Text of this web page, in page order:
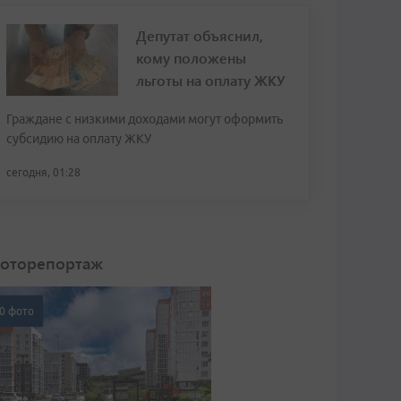
Депутат объяснил,
кому положены
льготы на оплату ЖКУ
Граждане с низкими доходами могут оформить
субсидию на оплату ЖКУ
сегодня, 01:28
фото